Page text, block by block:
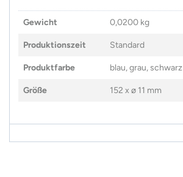
Gewicht 0,0200 kg
Produktionszeit Standard
Produktfarbe blau, grau, schwarz
Größe 152 x ø 11 mm